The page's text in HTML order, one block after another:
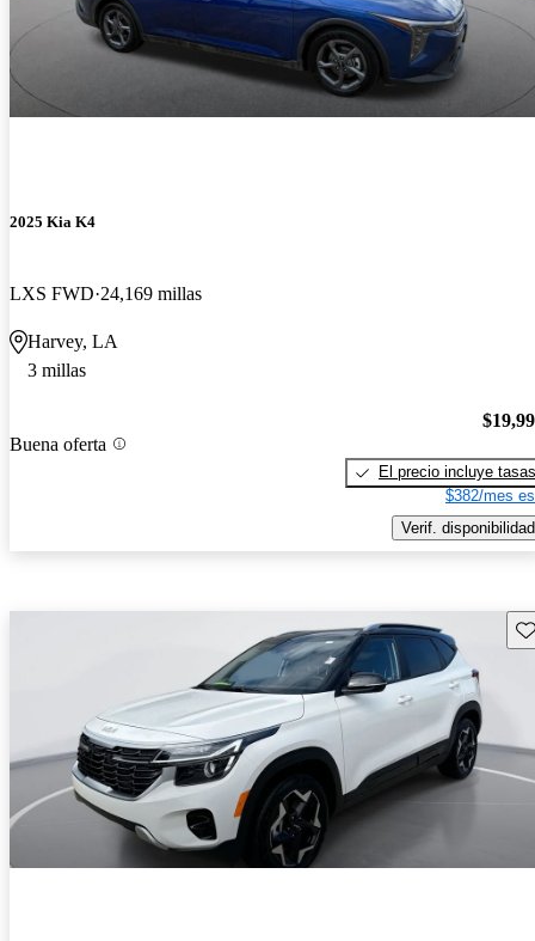
2025 Kia K4
LXS FWD 24,169 millas
Harvey, LA
3 millas
Buena oferta
El precio incluye tasas
$382/mes
Verif. disponibilidad